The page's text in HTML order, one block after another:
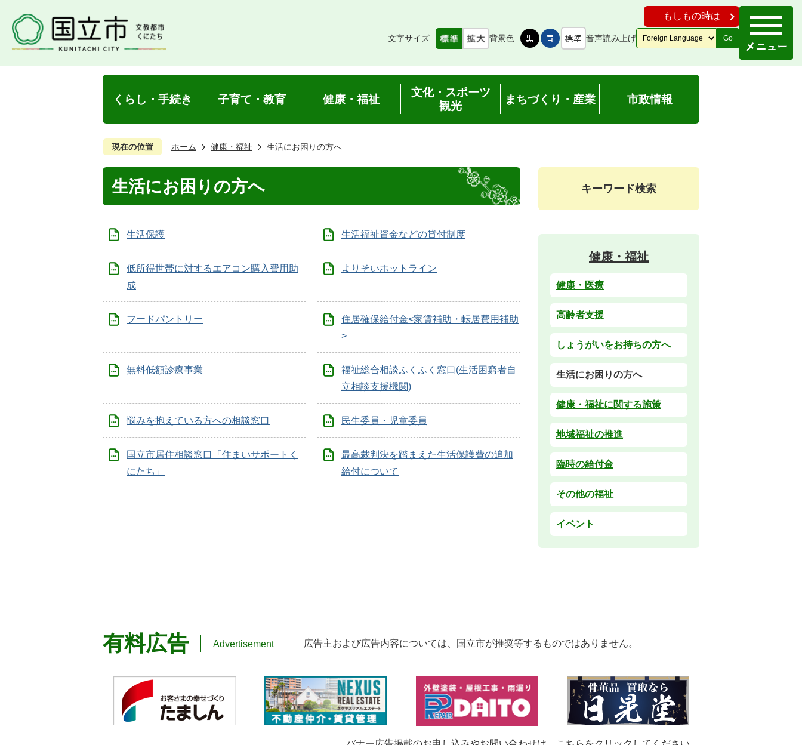
もしもの時は
文字サイズ 背景色 音声読み上げ Go
くらし・手続き 子育て・教育 健康・福祉
文化・スポーツ
観光
まちづくり・産業 市政情報
現在の位置 ホーム 健康・福祉 生活にお困りの方へ
生活にお困りの方へ
生活保護 生活福祉資金などの貸付制度
低所得世帯に対するエアコン購入費用助
成
よりそいホットライン
フードパントリー
住居確保給付金<家賃補助・転居費用補助
>
無料低額診療事業
福祉総合相談ふくふく窓口(生活困窮者自
立相談支援機関)
悩みを抱えている方への相談窓口 民生委員・児童委員
国立市居住相談窓口「住まいサポートく
にたち」
最高裁判決を踏まえた生活保護費の追加
給付について
キーワード検索
健康・福祉
健康・医療
高齢者支援
しょうがいをお持ちの方へ
生活にお困りの方へ
健康・福祉に関する施策
地域福祉の推進
臨時の給付金
その他の福祉
イベント
有料広告 Advertisement 広告主および広告内容については、 国立市が推奨等するものではありません。